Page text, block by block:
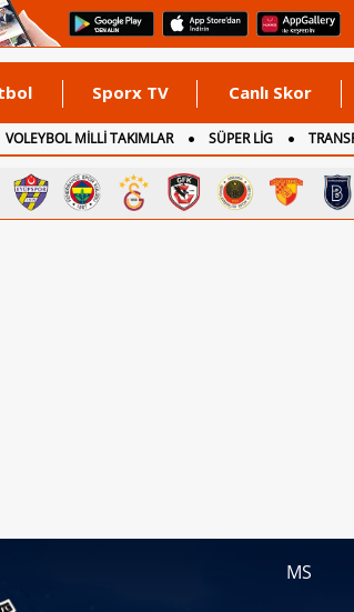
Sporx TV Canlı Skor
VOLEYBOL MİLLİ TAKIMLAR SÜPER LİG
MS